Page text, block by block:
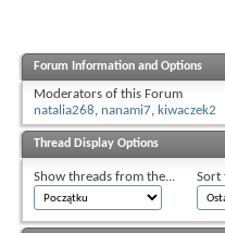
Forum Information and Options
Moderators of this Forum
natalia268, nanami7, kiwaczek2
Thread Display Options
Show threads from the... Sort